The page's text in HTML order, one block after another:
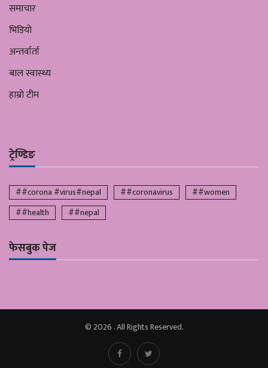
समाचार
भिडियो
अन्तर्वार्ता
बाल स्वास्थ्य
हाम्रो टीम
ट्रेण्डिङ
##corona #virus#nepal ##coronavirus
##women
##health
##nepal
फेसबुक पेज
© 2026 . All Rights Reserved.